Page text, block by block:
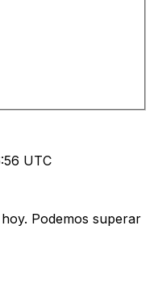
UTC
Podemos superar